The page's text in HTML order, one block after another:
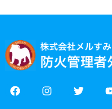
F
a
I
n
T
w